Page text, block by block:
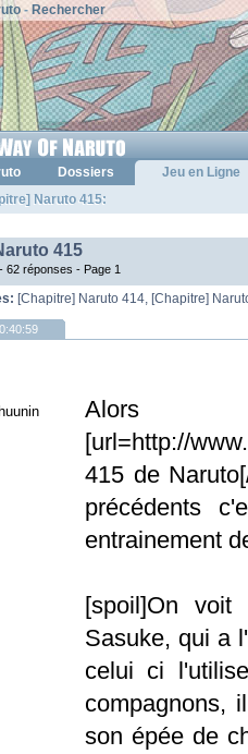
- Rechercher
Dossiers
Jeu en Ligne
Naruto 415:
415
62 réponses - Page 1
[Chapitre] Naruto 414, [Chapitre]
[url=http://
415 de
précédents
entrainement
[spoil]On
Sasuke, qui a
celui ci
compagnons,
son épée de